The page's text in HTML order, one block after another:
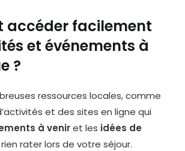
accéder facilement
et événements à
?
ressources locales, comme
et des sites en ligne qui
à veniret les idées de
rater lors de votre séjour.